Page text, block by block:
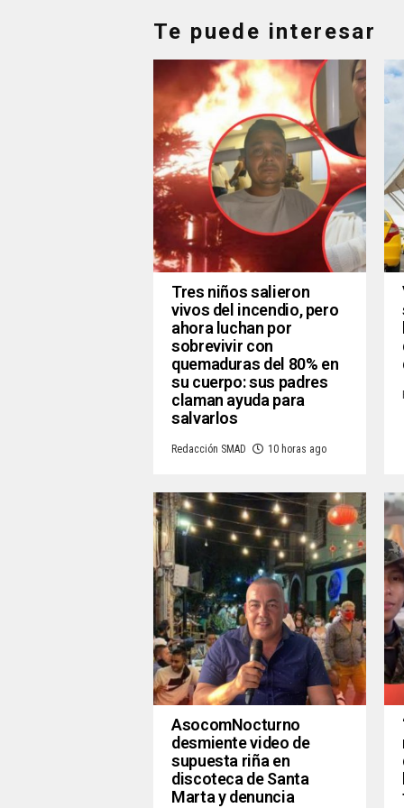
Te puede interesar
Tres niños salieron
vivos del incendio, pero
ahora luchan por
sobrevivir con
quemaduras del 80% en
su cuerpo: sus padres
claman ayuda para
salvarlos
Redacción SMAD 10 horas ago
AsocomNocturno
desmiente video de
supuesta riña en
discoteca de Santa
Marta y denuncia